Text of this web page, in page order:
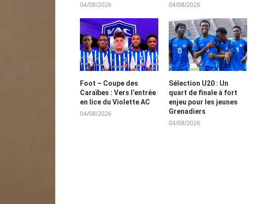
04/08/2026 04/08/2026
Foot – Coupe des
Caraïbes : Vers l’entrée
en lice du Violette AC
04/08/2026
Sélection U20 : Un
quart de finale à fort
enjeu pour les jeunes
Grenadiers
04/08/2026